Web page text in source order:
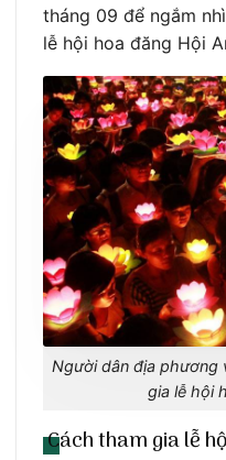
tháng 09 để ngắm
lễ hội hoa đăng Hội
Người dân địa phương
gia lễ hội
Cách tham gia lễ